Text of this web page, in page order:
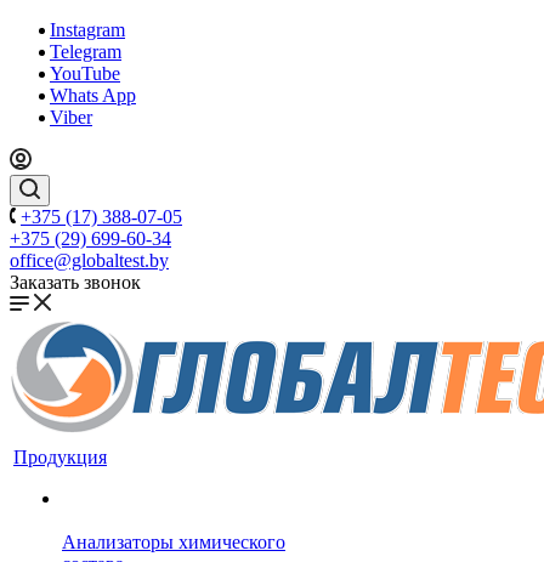
Instagram
Telegram
YouTube
Whats App
Viber
+375 (17) 388-07-05
+375 (29) 699-60-34
office@globaltest.by
Заказать звонок
Продукция
Анализаторы химического